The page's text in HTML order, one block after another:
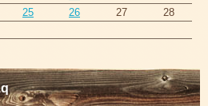
25 26 27
28